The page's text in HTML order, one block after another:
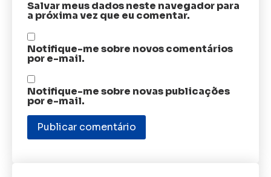
Salvar meus dados neste navegador para
a próxima vez que eu comentar.
Notifique-me sobre novos comentários
por e-mail.
Notifique-me sobre novas publicações
por e-mail.